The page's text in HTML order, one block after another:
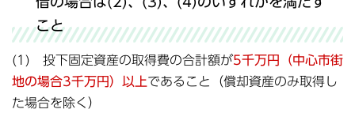
こと
(1) 投下固定資産の取得費の合計額が5千万円（中心市街
地の場合3千万円）以上であること（償却資産のみ取得し
た場合を除く）